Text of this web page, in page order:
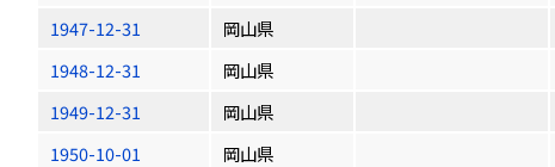
1947-12-31
岡山県
1948-12-31
岡山県
1949-12-31
岡山県
1950-10-01
岡山県